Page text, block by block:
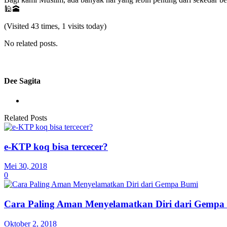
🕌🕋
(Visited 43 times, 1 visits today)
No related posts.
Dee Sagita
Related Posts
e-KTP koq bisa tercecer?
Mei 30, 2018
0
Cara Paling Aman Menyelamatkan Diri dari
Oktober 2, 2018